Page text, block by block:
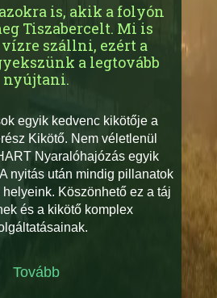
is, akik a folyón
Tiszabercelt. Mi is
szállni, ezért a
a legtovább
nyújtani.
egyik kedvenc kikötője a
Kikötő. Nem véletlenül
Nyaralóhajózás egyik
nyitás után mindig pillanatok
Köszönhető ez a táj
és a kikötő komplex
Tovább